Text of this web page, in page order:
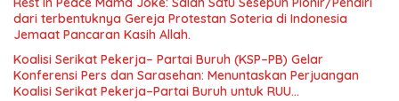
Indonesia dan Mancanegara”.
dari terbentuknya Gereja Protestan Soteria di Indonesia
Jemaat Pancaran Kasih Allah.
Koalisi Serikat Pekerja– Partai Buruh (KSP–PB) Gelar
Konferensi Pers dan Sarasehan: Menuntaskan Perjuangan
Koalisi Serikat Pekerja–Partai Buruh untuk RUU